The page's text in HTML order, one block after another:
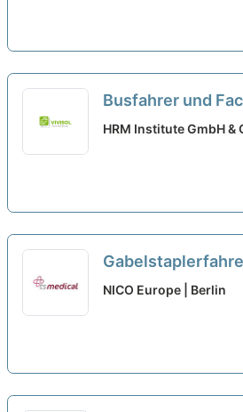
Busfahrer und
Fahrbetrieb (m/w/
HRM Institute GmbH &
Süden von Berlin
NICO Europe | Berlin